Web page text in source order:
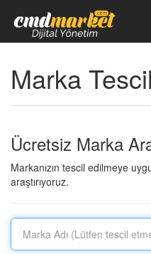
Marka Tescil
Ücretsiz Marka
Markanızın tescil edilmeye
araştırıyoruz.